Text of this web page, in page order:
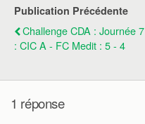
Publication Précédente
Challenge CDA : Journée 7
: CIC A - FC Medit : 5 - 4
1 réponse